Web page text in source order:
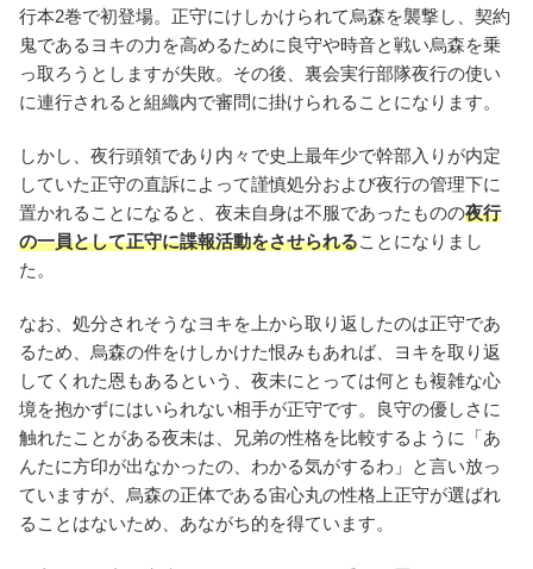
行本2巻で初登場。正守にけしかけられて烏森を襲撃し、契約
鬼であるヨキの力を高めるために良守や時音と戦い烏森を乗
っ取ろうとしますが失敗。その後、裏会実行部隊夜行の使い
に連行されると組織内で審問に掛けられることになります。
しかし、夜行頭領であり内々で史上最年少で幹部入りが内定
していた正守の直訴によって謹慎処分および夜行の管理下に
置かれることになると、夜未自身は不服であったものの夜行
の一員として正守に諜報活動をさせられることになりまし
た。
なお、処分されそうなヨキを上から取り返したのは正守であ
るため、烏森の件をけしかけた恨みもあれば、ヨキを取り返
してくれた恩もあるという、夜未にとっては何とも複雑な心
境を抱かずにはいられない相手が正守です。良守の優しさに
触れたことがある夜未は、兄弟の性格を比較するように「あ
んたに方印が出なかったの、わかる気がするわ」と言い放っ
ていますが、烏森の正体である宙心丸の性格上正守が選ばれ
ることはないため、あながち的を得ています。